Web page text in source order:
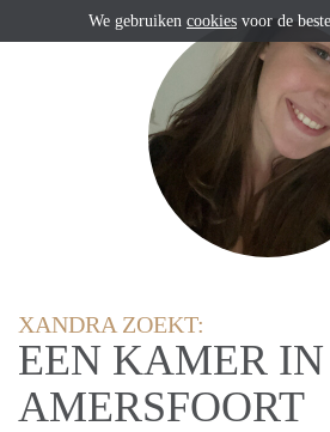
XANDRA ZOEKT:
EEN KAMER IN
AMERSFOORT
We gebruiken cookies voor de